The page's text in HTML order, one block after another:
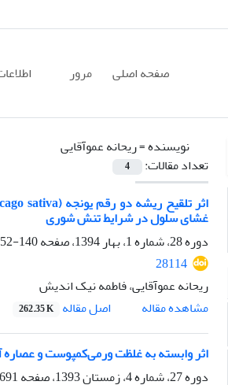
صفحه اصلی مرور
نویسنده =ریحانه عموآقایی
تعداد مقالات:
4
غشای سلول در شرایط تنش شوری
دوره 28، شماره 1، بهار 1394، صفحه
140-152
28114
ریحانه عموآقایی، فاطمه نیک اندیش
مشاهده مقاله
اصل مقاله 262.35 K
اثر وابسته به غلظت ورمی‌کمپوست و
دوره 27، شماره 4، زمستان 1393، صفحه
691-702